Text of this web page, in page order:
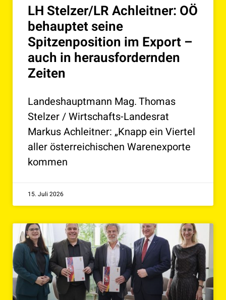
LH Stelzer/LR Achleitner: OÖ
behauptet seine
Spitzenposition im Export –
auch in herausfordernden
Zeiten
Landeshauptmann Mag. Thomas
Stelzer / Wirtschafts-Landesrat
Markus Achleitner: „Knapp ein Viertel
aller österreichischen Warenexporte
kommen
15. Juli 2026